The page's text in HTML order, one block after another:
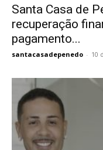
Santa Casa de
recuperação
pagamento...
santacasadepenedo - 10